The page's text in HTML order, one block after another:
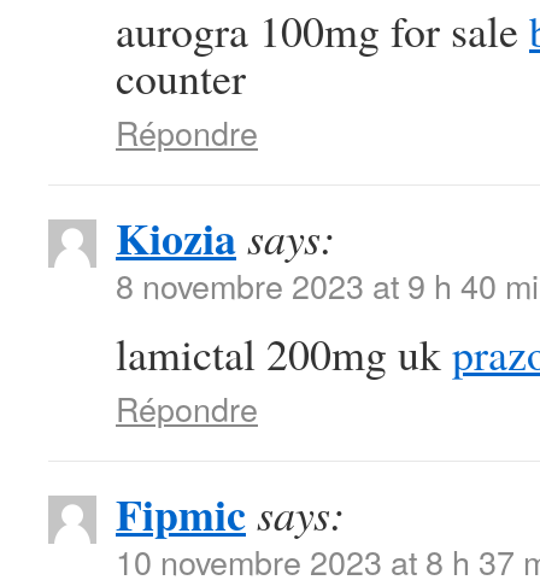
aurogra 100mg for sale
counter
Répondre
Kioziasays:
8 novembre 2023 at 9 h 40
lamictal 200mg uk
Répondre
Fipmicsays:
10 novembre 2023 at 8 h 37